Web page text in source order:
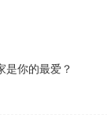
是你的最爱？